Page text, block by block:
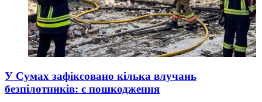
У Сумах зафіксовано кілька влучань
безпілотників: є пошкодження